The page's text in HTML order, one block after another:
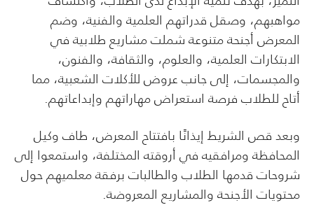
مواهبهم، وصقل قدراتهم العلمية والفنية، وضم
المعرض أجنحة متنوعة شملت مشاريع طلابية في
الابتكارات العلمية، والعلوم، والثقافة، والفنون،
والمجسمات، إلى جانب عروض للأكلات الشعبية، مما
أتاح للطلاب فرصة استعراض مهاراتهم وإبداعاتهم.
وبعد قص الشريط إيذانًا بافتتاح المعرض، طاف وكيل
المحافظة ومرافقيه في أروقته المختلفة، واستمعوا إلى
شروحات قدمها الطلاب والطالبات برفقة معلميهم حول
محتويات الأجنحة والمشاريع المعروضة.